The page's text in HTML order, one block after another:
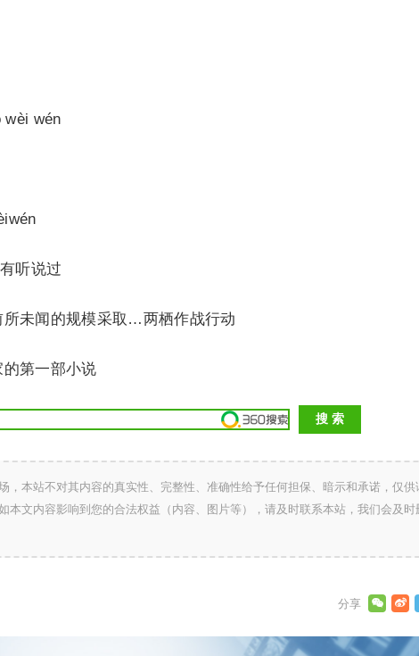
wén
听说过
未闻的规模采取…两栖作战行动
第一部小说
，本站不对其内容的真实性、完整性、准确性给予任何担保、暗示和承诺，仅供
本文内容影响到您的合法权益（内容、图片等），请及时联系本站，我们会及时